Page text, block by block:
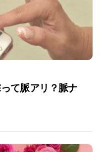
て脈アリ？脈ナ